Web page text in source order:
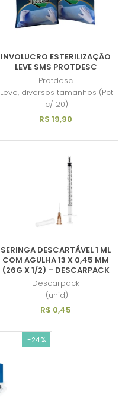
INVOLUCRO ESTERILIZAÇÃO
LEVE SMS PROTDESC
Protdesc
Leve, diversos tamanhos (Pct
c/ 20)
R$ 19,90
SERINGA DESCARTÁVEL 1 ML
COM AGULHA 13 X 0,45 MM
(26G X 1/2) – DESCARPACK
Descarpack
(unid)
R$ 0,45
-24%